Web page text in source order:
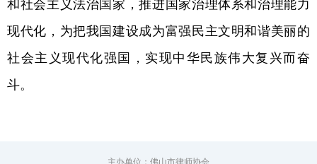
和社会主义法治国家，推进国家治理体系和治理能力
现代化，为把我国建设成为富强民主文明和谐美丽的
社会主义现代化强国，实现中华民族伟大复兴而奋
斗。
主办单位：佛山市律师协会